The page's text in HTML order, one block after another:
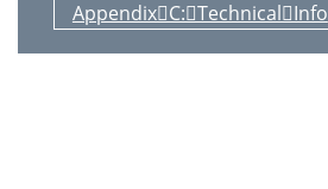
AppendixC:TechnicalInfo
BigKnobBlockDiagram